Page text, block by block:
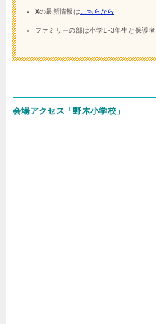
Xの最新情報は こちらから
ファミリーの部は小学1~3年生と保護者
会場アクセス「野木小学校」